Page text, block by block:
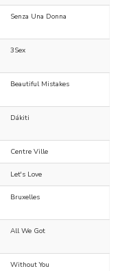
Senza Una Donna
3Sex
Beautiful Mistakes
Dákiti
Centre Ville
Let's Love
Bruxelles
All We Got
Without You